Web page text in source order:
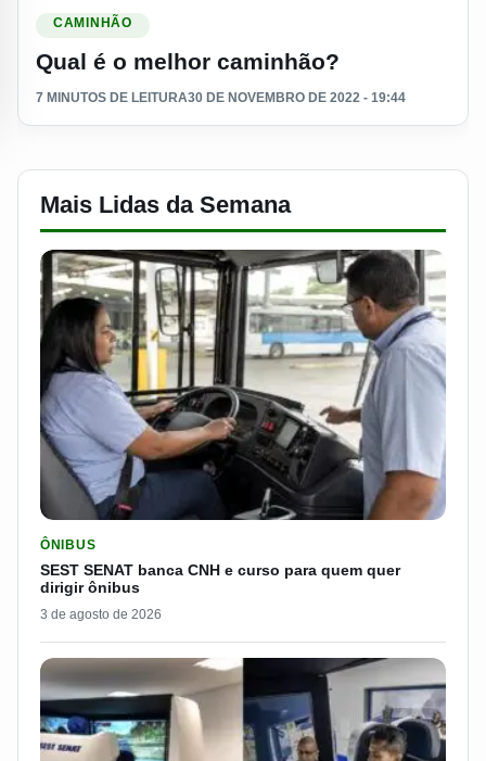
CAMINHÃO
Qual é o melhor caminhão?
7 MINUTOS DE LEITURA30 DE NOVEMBRO DE 2022 - 19:44
Mais Lidas da Semana
ÔNIBUS
SEST SENAT banca CNH e curso para quem quer
dirigir ônibus
3 de agosto de 2026